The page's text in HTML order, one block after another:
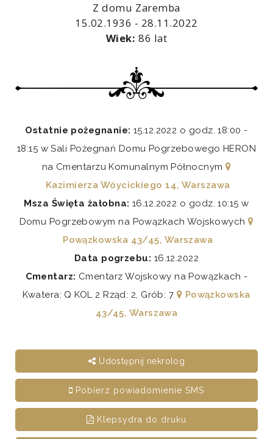
Z domu Zaremba
15.02.1936 - 28.11.2022
Wiek: 86 lat
Ostatnie pożegnanie: 15.12.2022 o godz. 18:00 -
18:15 w Sali Pożegnań Domu Pogrzebowego HERON
na Cmentarzu Komunalnym Północnym
Kazimierza Wóycickiego 14, Warszawa
Msza Święta żałobna: 16.12.2022 o godz. 10:15 w
Domu Pogrzebowym na Powązkach Wojskowych
Powązkowska 43/45, Warszawa
Data pogrzebu: 16.12.2022
Cmentarz: Cmentarz Wojskowy na Powązkach -
Kwatera: Q KOL 2 Rząd: 2, Grób: 7
Powązkowska
43/45, Warszawa
Udostępnij nekrolog
Pobierz powiadomienie SMS
Klepsydra do druku